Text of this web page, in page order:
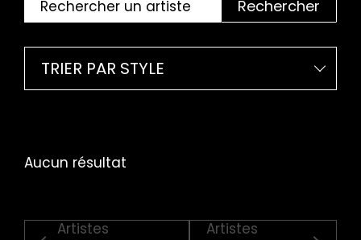
Rechercher
TRIER PAR STYLE
Aucun résultat
Artistes
Artistes